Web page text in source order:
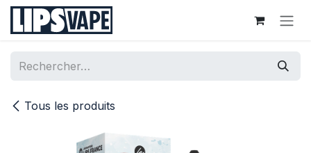
Se rendre au contenu
Tous les produits